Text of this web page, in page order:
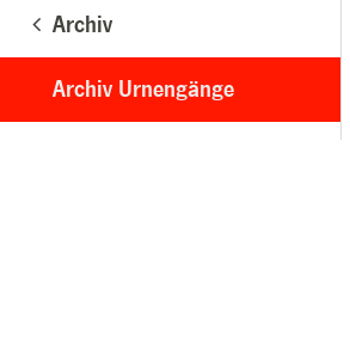
Archiv
Archiv Urnengänge